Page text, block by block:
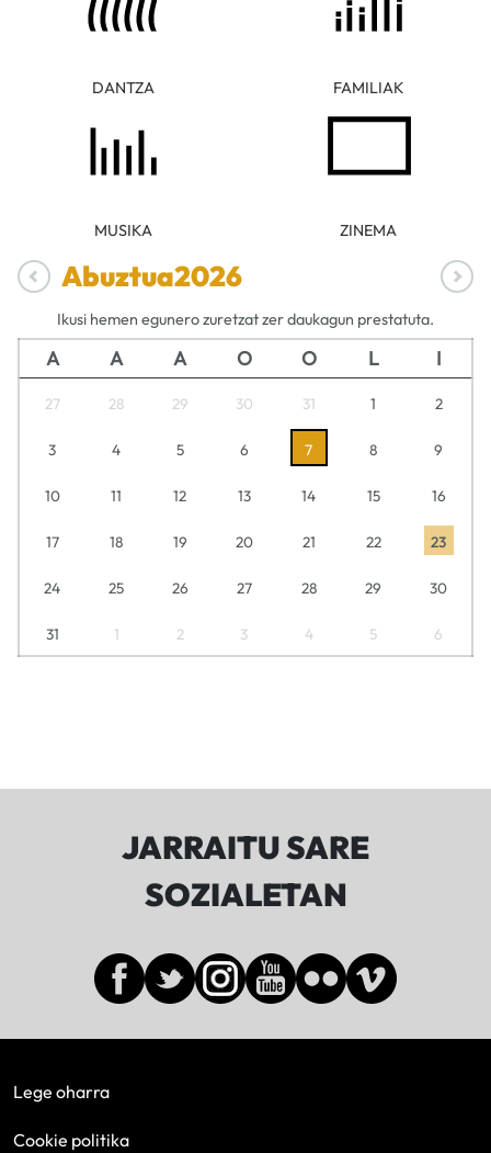
DANTZA FAMILIAK
MUSIKA ZINEMA
Abuztua2026
Ikusi hemen egunero zuretzat zer daukagun prestatuta.
A A A O O L I
27 28 29 30 31 1 2
3 4 5 6 7 8 9
10 11 12 13 14 15 16
17 18 19 20 21 22 23
24 25 26 27 28 29 30
31 1 2 3 4 5 6
JARRAITU SARE
SOZIALETAN
Lege oharra
Cookie politika